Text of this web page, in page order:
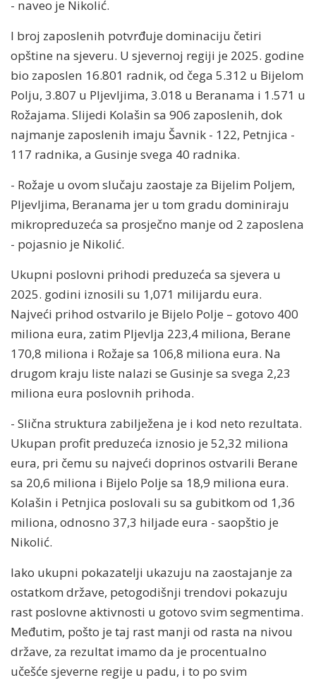
- naveo je Nikolić.
I broj zaposlenih potvrđuje dominaciju četiri
opštine na sjeveru. U sjevernoj regiji je 2025. godine
bio zaposlen 16.801 radnik, od čega 5.312 u Bijelom
Polju, 3.807 u Pljevljima, 3.018 u Beranama i 1.571 u
Rožajama. Slijedi Kolašin sa 906 zaposlenih, dok
najmanje zaposlenih imaju Šavnik - 122, Petnjica -
117 radnika, a Gusinje svega 40 radnika.
- Rožaje u ovom slučaju zaostaje za Bijelim Poljem,
Pljevljima, Beranama jer u tom gradu dominiraju
mikropreduzeća sa prosječno manje od 2 zaposlena
- pojasnio je Nikolić.
Ukupni poslovni prihodi preduzeća sa sjevera u
2025. godini iznosili su 1,071 milijardu eura.
Najveći prihod ostvarilo je Bijelo Polje – gotovo 400
miliona eura, zatim Pljevlja 223,4 miliona, Berane
170,8 miliona i Rožaje sa 106,8 miliona eura. Na
drugom kraju liste nalazi se Gusinje sa svega 2,23
miliona eura poslovnih prihoda.
- Slična struktura zabilježena je i kod neto rezultata.
Ukupan profit preduzeća iznosio je 52,32 miliona
eura, pri čemu su najveći doprinos ostvarili Berane
sa 20,6 miliona i Bijelo Polje sa 18,9 miliona eura.
Kolašin i Petnjica poslovali su sa gubitkom od 1,36
miliona, odnosno 37,3 hiljade eura - saopštio je
Nikolić.
Iako ukupni pokazatelji ukazuju na zaostajanje za
ostatkom države, petogodišnji trendovi pokazuju
rast poslovne aktivnosti u gotovo svim segmentima.
Međutim, pošto je taj rast manji od rasta na nivou
države, za rezultat imamo da je procentualno
učešće sjeverne regije u padu, i to po svim